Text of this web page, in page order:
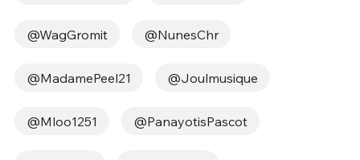
@WagGromit @NunesChr
@MadamePeel21 @Joulmusique
@Mloo1251 @PanayotisPascot